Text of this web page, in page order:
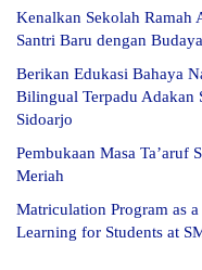
Kenalkan Sekolah Ramah
Santri Baru dengan
Berikan Edukasi Bahaya
Bilingual Terpadu Adakan
Sidoarjo
Pembukaan Masa Ta’aruf
Meriah
Matriculation Program as
Learning for Students at